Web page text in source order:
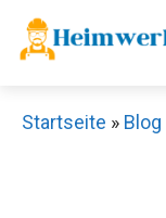
Zum
Inhalt
Startseite » Blog